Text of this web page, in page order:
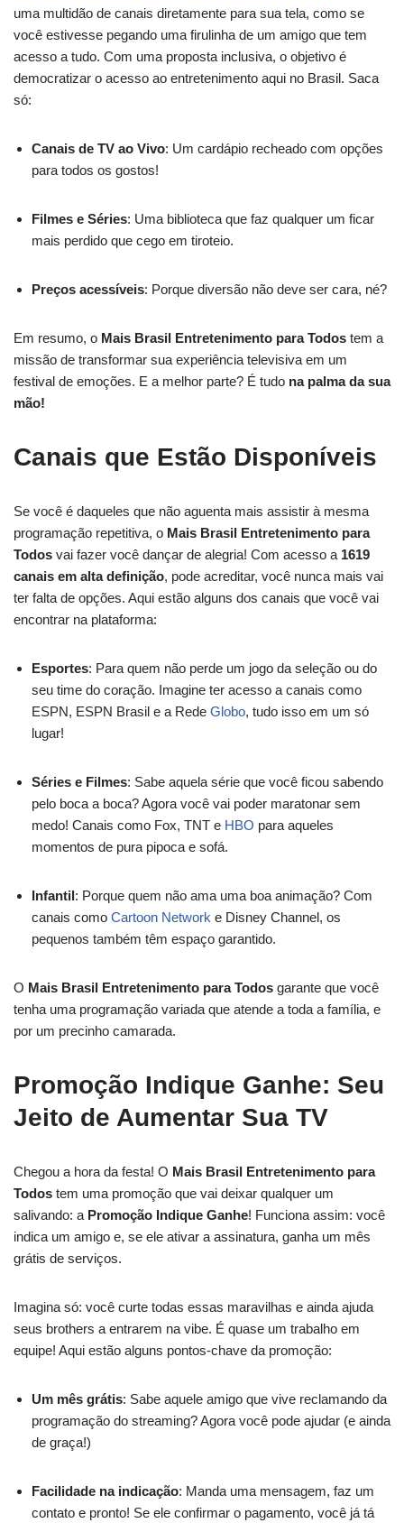
uma multidão de canais diretamente para sua tela, como se
você estivesse pegando uma firulinha de um amigo que tem
acesso a tudo. Com uma proposta inclusiva, o objetivo é
democratizar o acesso ao entretenimento aqui no Brasil. Saca
só:
Canais de TV ao Vivo: Um cardápio recheado com opções
para todos os gostos!
Filmes e Séries: Uma biblioteca que faz qualquer um ficar
mais perdido que cego em tiroteio.
Preços acessíveis: Porque diversão não deve ser cara, né?
Em resumo, o Mais Brasil Entretenimento para Todos tem a
missão de transformar sua experiência televisiva em um
festival de emoções. E a melhor parte? É tudo na palma da sua
mão!
Canais que Estão Disponíveis
Se você é daqueles que não aguenta mais assistir à mesma
programação repetitiva, o Mais Brasil Entretenimento para
Todos vai fazer você dançar de alegria! Com acesso a 1619
canais em alta definição, pode acreditar, você nunca mais vai
ter falta de opções. Aqui estão alguns dos canais que você vai
encontrar na plataforma:
Esportes: Para quem não perde um jogo da seleção ou do
seu time do coração. Imagine ter acesso a canais como
ESPN, ESPN Brasil e a Rede Globo, tudo isso em um só
lugar!
Séries e Filmes: Sabe aquela série que você ficou sabendo
pelo boca a boca? Agora você vai poder maratonar sem
medo! Canais como Fox, TNT e HBO para aqueles
momentos de pura pipoca e sofá.
Infantil: Porque quem não ama uma boa animação? Com
canais como Cartoon Network e Disney Channel, os
pequenos também têm espaço garantido.
O Mais Brasil Entretenimento para Todos garante que você
tenha uma programação variada que atende a toda a família, e
por um precinho camarada.
Promoção Indique Ganhe: Seu
Jeito de Aumentar Sua TV
Chegou a hora da festa! O Mais Brasil Entretenimento para
Todos tem uma promoção que vai deixar qualquer um
salivando: a Promoção Indique Ganhe! Funciona assim: você
indica um amigo e, se ele ativar a assinatura, ganha um mês
grátis de serviços.
Imagina só: você curte todas essas maravilhas e ainda ajuda
seus brothers a entrarem na vibe. É quase um trabalho em
equipe! Aqui estão alguns pontos-chave da promoção:
Um mês grátis: Sabe aquele amigo que vive reclamando da
programação do streaming? Agora você pode ajudar (e ainda
de graça!)
Facilidade na indicação: Manda uma mensagem, faz um
contato e pronto! Se ele confirmar o pagamento, você já tá